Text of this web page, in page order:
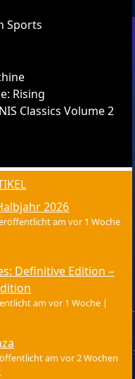
Sports
Rising
Classics Volume 2
2026
am vor 1 Woche
Definitive Edition –
am vor 1 Woche |
am vor 2 Wochen